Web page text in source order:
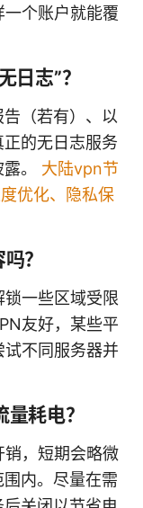
个账户就能覆
日志”？
（若有）、以
的无日志服务
。 大陆vpn节
优化、隐私保
？
一些区域受限
友好，某些平
不同服务器并
耗电？
，短期会略微
内。尽量在需